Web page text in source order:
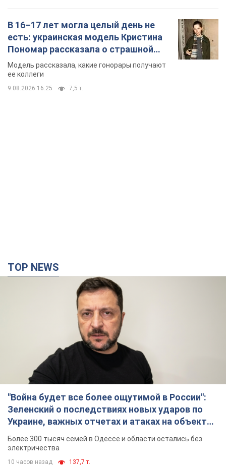
В 16–17 лет могла целый день не
есть: украинская модель Кристина
Пономар рассказала о страшной
стороне модельной карьеры
Модель рассказала, какие гонорары получают
ее коллеги
9.08.2026 16:25 7,5 т.
TOP NEWS
"Война будет все более ощутимой в России":
Зеленский о последствиях новых ударов по
Украине, важных отчетах и атаках на объекты
противника. Видео
Более 300 тысяч семей в Одессе и области остались без
электричества
10 часов назад 137,7 т.